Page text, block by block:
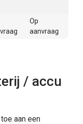
Op
aanvraag
/ accu
aan een